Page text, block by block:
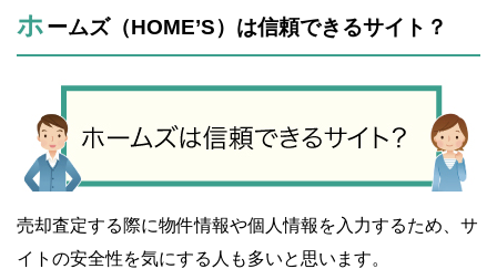
ホームズ（HOME’S）は信頼できるサイト？
売却査定する際に物件情報や個人情報を入力するため、サ
イトの安全性を気にする人も多いと思います。